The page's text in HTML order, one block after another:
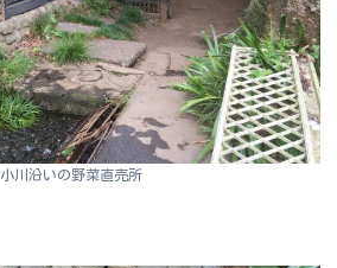
小川沿いの野菜直売所